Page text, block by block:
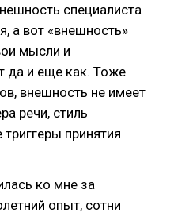
специалиста
а вот «внешность»
мысли и
да и еще как. Тоже
внешность не имеет
речи, стиль
принятия
ко мне за
опыт, сотни